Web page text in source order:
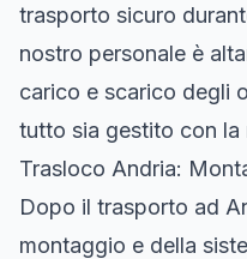
trasporto sicuro
nostro personale è
carico e scarico degli
tutto sia gestito con la
Trasloco Andria:
Dopo il trasporto ad
montaggio e della